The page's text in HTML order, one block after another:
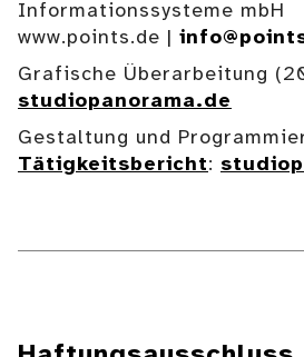
Informationssysteme mbH
www.points.de |
Grafische Überarbeitung
studiopanorama.de
Gestaltung und
Tätigkeitsbericht: